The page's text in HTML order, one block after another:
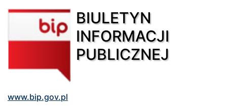
BIULETYN
INFORMACJI
PUBLICZNEJ
www.bip.gov.pl